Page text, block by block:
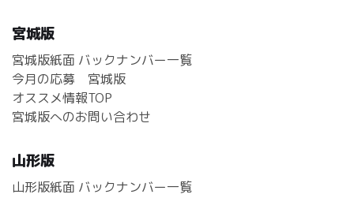
宮城版
宮城版紙面 バックナンバー一覧
今月の応募 宮城版
オススメ情報TOP
宮城版へのお問い合わせ
山形版
山形版紙面 バックナンバー一覧